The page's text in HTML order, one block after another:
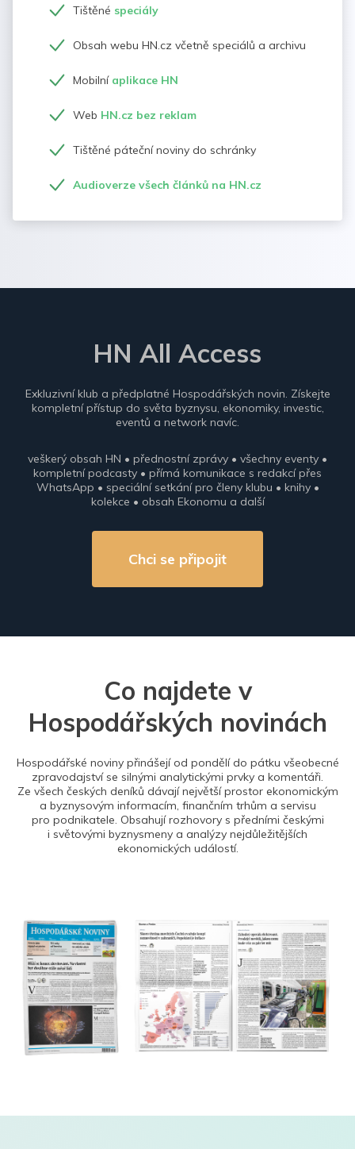
Tištěné speciály
Obsah webu HN.cz včetně speciálů a archivu
Mobilní aplikace HN
Web HN.cz bez reklam
Tištěné páteční noviny do schránky
Audioverze všech článků na HN.cz
HN All Access
Exkluzivní klub a předplatné Hospodářských novin. Získejte
kompletní přístup do světa byznysu, ekonomiky, investic,
eventů a network navíc.
veškerý obsah HN • přednostní zprávy • všechny eventy •
kompletní podcasty • přímá komunikace s redakcí přes
WhatsApp • speciální setkání pro členy klubu • knihy •
kolekce • obsah Ekonomu a další
Chci se připojit
Co najdete v
Hospodářských novinách
Hospodářské noviny přinášejí od pondělí do pátku všeobecné
zpravodajství se silnými analytickými prvky a komentáři.
Ze všech českých deníků dávají největší prostor ekonomickým
a byznysovým informacím, finančním trhům a servisu
pro podnikatele. Obsahují rozhovory s předními českými
i světovými byznysmeny a analýzy nejdůležitějších
ekonomických událostí.